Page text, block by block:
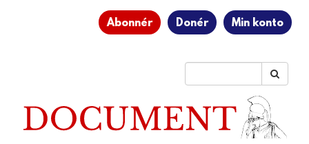
Abonnér Donér Min konto